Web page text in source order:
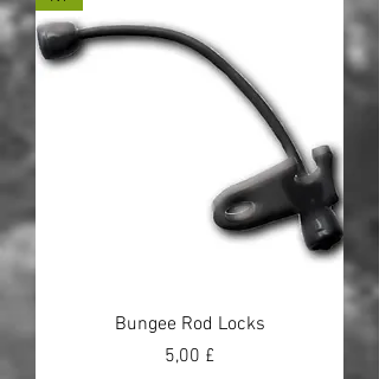
Bungee Rod Locks
Pris
5,00 £